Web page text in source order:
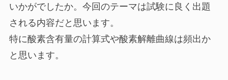
いかがでしたか。今回のテーマは試験に良く出題
される内容だと思います。
特に酸素含有量の計算式や酸素解離曲線は頻出か
と思います。